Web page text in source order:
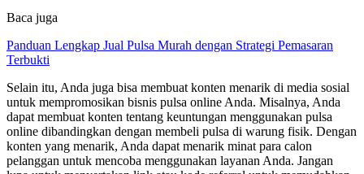
Baca juga
Panduan Lengkap Jual Pulsa Murah dengan Strategi Pemasaran
Terbukti
Selain itu, Anda juga bisa membuat konten menarik di media sosial
untuk mempromosikan bisnis pulsa online Anda. Misalnya, Anda
dapat membuat konten tentang keuntungan menggunakan pulsa
online dibandingkan dengan membeli pulsa di warung fisik. Dengan
konten yang menarik, Anda dapat menarik minat para calon
pelanggan untuk mencoba menggunakan layanan Anda. Jangan